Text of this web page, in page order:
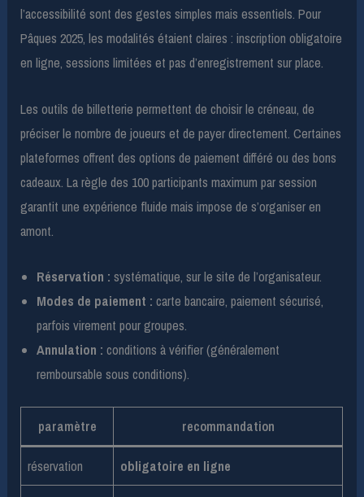
l’accessibilité sont des gestes simples mais essentiels. Pour
Pâques 2025, les modalités étaient claires : inscription obligatoire
en ligne, sessions limitées et pas d’enregistrement sur place.
Les outils de billetterie permettent de choisir le créneau, de
préciser le nombre de joueurs et de payer directement. Certaines
plateformes offrent des options de paiement différé ou des bons
cadeaux. La règle des 100 participants maximum par session
garantit une expérience fluide mais impose de s’organiser en
amont.
Réservation : systématique, sur le site de l’organisateur.
Modes de paiement : carte bancaire, paiement sécurisé,
parfois virement pour groupes.
Annulation : conditions à vérifier (généralement
remboursable sous conditions).
paramètre recommandation
réservation obligatoire en ligne